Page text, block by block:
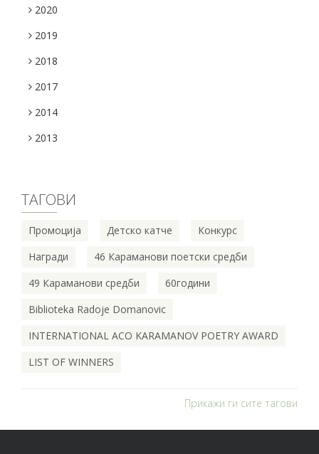
2020
2019
2018
2017
2014
2013
ТАГОВИ
Промоција Детско катче
Конкурс
Награди
46 Караманови поетски средби
49 Караманови средби
60години
Biblioteka Radoje Domanovic
INTERNATIONAL ACO KARAMANOV POETRY AWARD
LIST OF WINNERS
Прикажи ги сите тагови